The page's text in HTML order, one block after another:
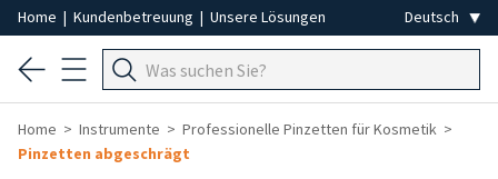
Home | Kundenbetreuung | Unsere Lösungen
Home Instrumente
Professionelle Pinzetten für Kosmetik
Pinzetten abgeschrägt